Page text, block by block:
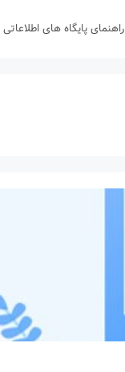
راهنمای پایگاه های اطلاعاتی